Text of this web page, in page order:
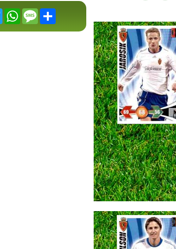
TwitterWhatsApp
Message